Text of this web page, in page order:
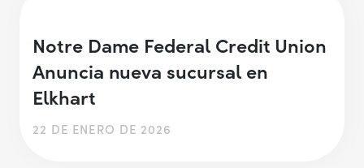
Notre Dame Federal Credit Union
Anuncia nueva sucursal en
Elkhart
22 DE ENERO DE 2026